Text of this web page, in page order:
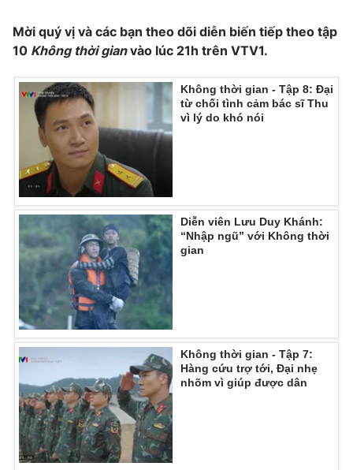
Mời quý vị và các bạn theo dõi diễn biến tiếp theo tập
10 Không thời gianvào lúc 21h trên VTV1.
Không thời gian - Tập 8: Đại
từ chối tình cảm bác sĩ Thu
vì lý do khó nói
Diễn viên Lưu Duy Khánh:
“Nhập ngũ” với Không thời
gian
Không thời gian - Tập 7:
Hàng cứu trợ tới, Đại nhẹ
nhõm vì giúp được dân